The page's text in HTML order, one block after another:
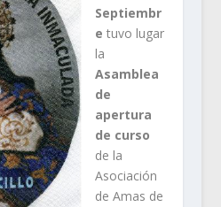
Septiembr
e tuvo lugar
la
Asamblea
de
apertura
de curso
de la
Asociación
de Amas de